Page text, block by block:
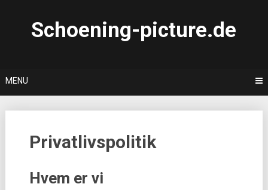
Schoening-picture.de
MENU
Privatlivspolitik
Hvem er vi